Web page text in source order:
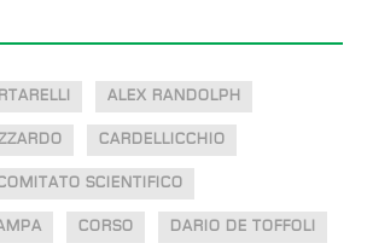
ALEX RANDOLPH
CARDELLICCHIO
SCIENTIFICO
CORSO DARIO DE TOFFOLI